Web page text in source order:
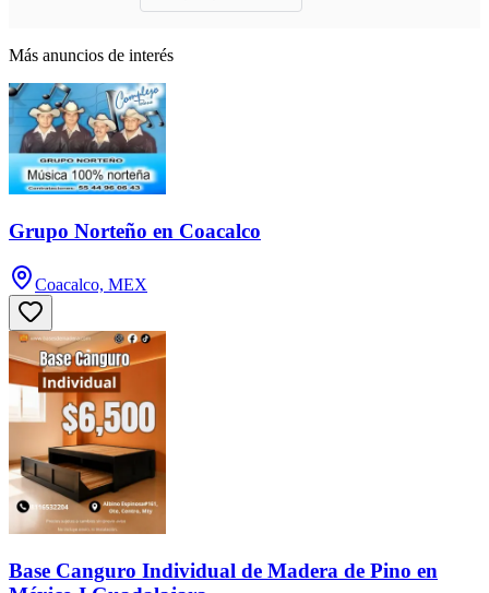
Más anuncios de interés
Grupo Norteño en Coacalco
Coacalco, MEX
Base Canguro Individual de Madera de Pino en